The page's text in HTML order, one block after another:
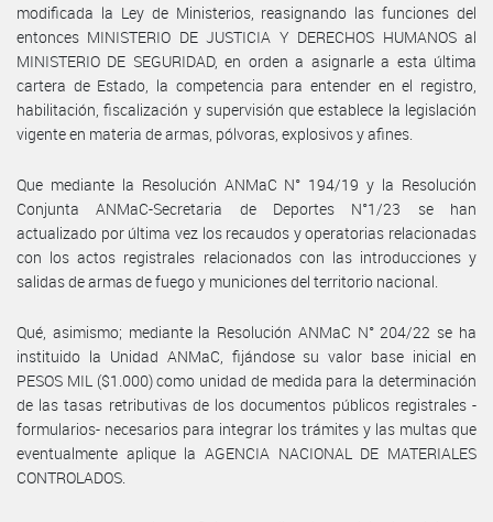
modificada la Ley de Ministerios, reasignando las funciones del
entonces MINISTERIO DE JUSTICIA Y DERECHOS HUMANOS al
MINISTERIO DE SEGURIDAD, en orden a asignarle a esta última
cartera de Estado, la competencia para entender en el registro,
habilitación, fiscalización y supervisión que establece la legislación
vigente en materia de armas, pólvoras, explosivos y afines.
Que mediante la Resolución ANMaC N° 194/19 y la Resolución
Conjunta ANMaC-Secretaria de Deportes N°1/23 se han
actualizado por última vez los recaudos y operatorias relacionadas
con los actos registrales relacionados con las introducciones y
salidas de armas de fuego y municiones del territorio nacional.
Qué, asimismo; mediante la Resolución ANMaC N° 204/22 se ha
instituido la Unidad ANMaC, fijándose su valor base inicial en
PESOS MIL ($1.000) como unidad de medida para la determinación
de las tasas retributivas de los documentos públicos registrales -
formularios- necesarios para integrar los trámites y las multas que
eventualmente aplique la AGENCIA NACIONAL DE MATERIALES
CONTROLADOS.